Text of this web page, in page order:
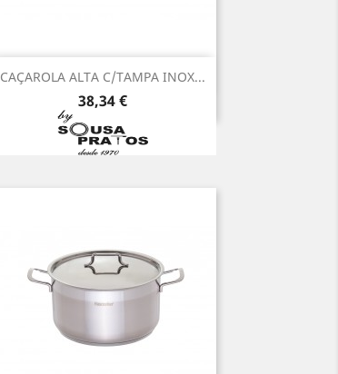
CAÇAROLA ALTA C/TAMPA INOX...
Preço
38,34 €
Vista rápida